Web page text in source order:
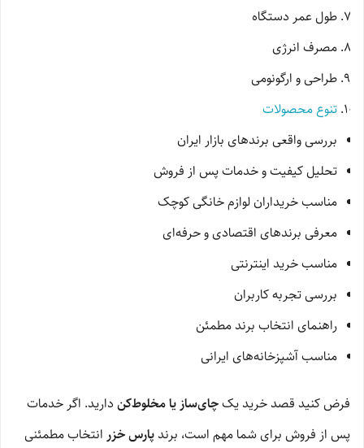
طول عمر دستگاه
مصرف انرژی
طراحی و ارگونومی
تنوع محصولات
بررسی واقعی برندهای بازار ایران
تحلیل کیفیت و خدمات پس از فروش
مناسب خریداران لوازم خانگی کوچک
معرفی برندهای اقتصادی و حرفه‌ای
مناسب خرید اینترنتی
بررسی تجربه کاربران
راهنمای انتخاب برند مطمئن
مناسب آشپزخانه‌های ایرانی
فرض کنید قصد خرید یکچای‌ساز یا مخلوط‌کندارید. اگر خدمات
پس از فروش برای شما مهم است، برندپارس خزر انتخاب مطمئنی